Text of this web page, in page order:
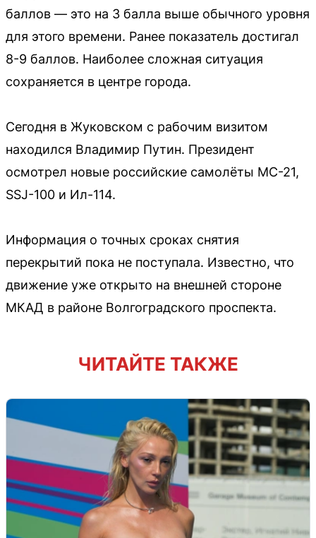
баллов — это на 3 балла выше обычного уровня
для этого времени. Ранее показатель достигал
8-9 баллов. Наиболее сложная ситуация
сохраняется в центре города.
Сегодня в Жуковском с рабочим визитом
находился Владимир Путин. Президент
осмотрел новые российские самолёты МС-21,
SSJ-100 и Ил-114.
Информация о точных сроках снятия
перекрытий пока не поступала. Известно, что
движение уже открыто на внешней стороне
МКАД в районе Волгоградского проспекта.
ЧИТАЙТЕ ТАКЖЕ